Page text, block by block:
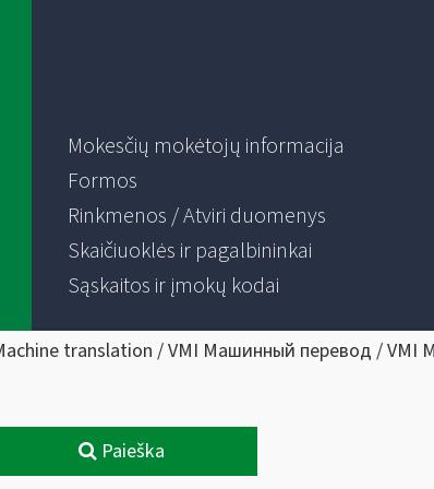
Mokesčių mokėtojų informacija
Formos
Rinkmenos / Atviri duomenys
Skaičiuoklės ir pagalbininkai
Sąskaitos ir įmokų kodai
translation / VMI Машинный перевод / VMI
Paieška